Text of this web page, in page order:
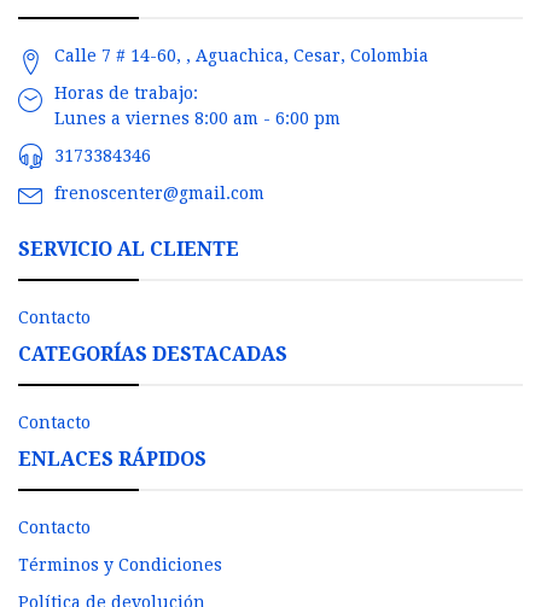
Calle 7 # 14-60, , Aguachica, Cesar, Colombia
Horas de trabajo:
Lunes a viernes 8:00 am - 6:00 pm
3173384346
frenoscenter@gmail.com
SERVICIO AL CLIENTE
Contacto
CATEGORÍAS DESTACADAS
Contacto
ENLACES RÁPIDOS
Contacto
Términos y Condiciones
Política de devolución